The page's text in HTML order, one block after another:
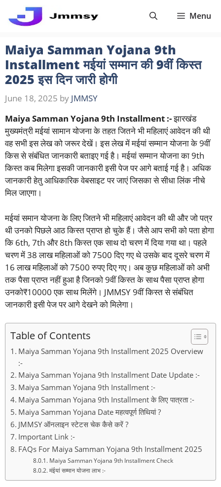
Menu
Maiya Samman Yojana 9th
Installment मईयां सम्मान की 9वीं किस्त
2025 इस दिन जारी होगी
June 18, 2025 by JMMSY
Maiya Samman Yojana 9th Installment :-झारखंड
मुख्यमंत्री मईयां सामान योजना के तहत जितने भी महिलाएं आवेदन की थी
वह सभी इस लेख को जरूर देखें। इस लेख में मईयां सम्मान योजना के 9वीं
किस से संबंधित जानकारी बताइए गई है। मईयां सम्मान योजना का 9th
किस्त कब मिलेगा इसकी जानकारी इसी पेज पर आगे बताई गई है। अधिक
जानकारी हेतु आधिकारिक वेबसाइट पर जाएं जिसका से सीधा लिंक नीचे
मिल जाएगा।
मईयां समान योजना के लिए जितने भी महिलाएं आवेदन की थी और जो पत्र
थी उनको पिछले आठ किस्त प्राप्त हो चुके हैं। जैसे आप सभी को पता होगा
कि 6th, 7th और 8th किस्त एक साथ दो चरण में दिया गया था। पहले
चरण में 38 लाख महिलाओं को 7500 दिए गए थे उसके बाद दूसरे चरण में
16 लाख महिलाओं को 7500 रुपए दिए गए। अब कुछ महिलाओं को अभी
तक पैसा प्राप्त नहीं हुआ है जिनको 9वीं किस्त के साथ पैसा प्राप्त होगा
उनको₹10000 एक साथ मिलेंगे। JMMSY 9वीं किस्त से संबंधित
जानकारी इसी पेज पर आगे देखने को मिलेगा।
Table of Contents
Maiya Samman Yojana 9th Installment 2025 Overview
:-
Maiya Samman Yojana 9th Installment Date Update :-
Maiya Samman Yojana 9th Installment :-
Maiya Samman Yojana 9th Installment के लिए पात्रता :-
Maiya Samman Yojana Date महत्वपूर्ण तिथियां ?
JMMSY ऑनलाइन स्टेटस चेक कैसे करें ?
Important Link :-
FAQs For Maiya Samman Yojana 9th Installment 2025
Maiya Samman Yojana 9th Installment Check
मंईयां सम्मान योजना लाभ :-